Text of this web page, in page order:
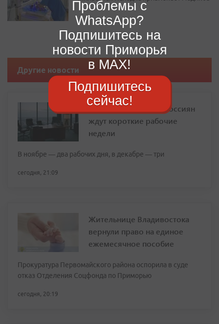
Другие новости
В ноябре и декабре россиян
ждут короткие рабочие
недели
В ноябре — два рабочих дня, в декабре — три
сегодня, 21:09
Жительнице Владивостока
вернули право на единое
ежемесячное пособие
Прокуратура Первомайского района оспорила в суде
отказ Отделения Соцфонда по Приморью
сегодня, 20:19
Проблемы с
WhatsApp?
Подпишитесь на
новости Приморья
в MAX!
Подпишитесь
сейчас!